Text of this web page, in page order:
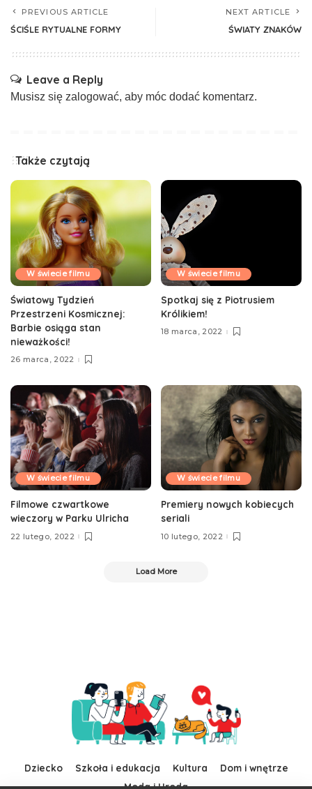
PREVIOUS ARTICLE
ŚCIŚLE RYTUALNE FORMY
NEXT ARTICLE
ŚWIATY ZNAKÓW
Leave a Reply
Musisz się zalogować, aby móc dodać komentarz.
Także czytają
W świecie filmu
Światowy Tydzień
Przestrzeni Kosmicznej:
Barbie osiąga stan
nieważkości!
26 marca, 2022
W świecie filmu
Spotkaj się z Piotrusiem
Królikiem!
18 marca, 2022
W świecie filmu
Filmowe czwartkowe
wieczory w Parku Ulricha
22 lutego, 2022
W świecie filmu
Premiery nowych kobiecych
seriali
10 lutego, 2022
Load More
Dziecko Szkoła i edukacja Kultura
Dom i wnętrze
Moda i Uroda